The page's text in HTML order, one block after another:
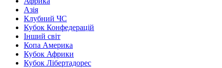
Азія
Клубний ЧС
Кубок Конфедерацій
Інший світ
Копа Америка
Кубок Африки
Кубок Лібертадорес